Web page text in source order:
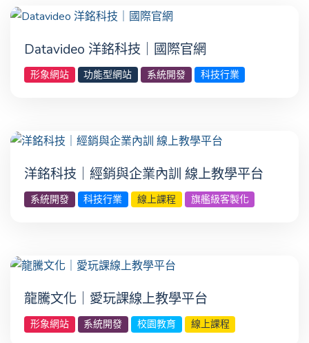
Datavideo 洋銘科技｜國際官網
形象網站 功能型網站 系統開發 科技行業
洋銘科技｜經銷與企業內訓 線上教學平台
系統開發 科技行業 線上課程 旗艦級客製化
龍騰文化｜愛玩課線上教學平台
形象網站 系統開發 校園教育 線上課程